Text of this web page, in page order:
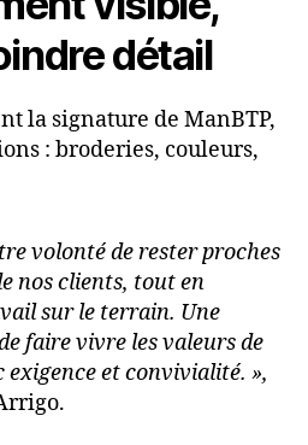
détail
la signature de ManBTP,
: broderies, couleurs,
volonté de rester proches
nos clients, tout en
sur le terrain. Une
faire vivre les valeurs de
exigence et convivialité. »,